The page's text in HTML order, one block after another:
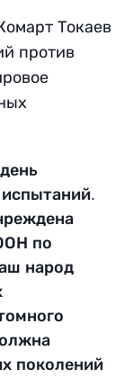
Токаев
против
по
народ
поколений